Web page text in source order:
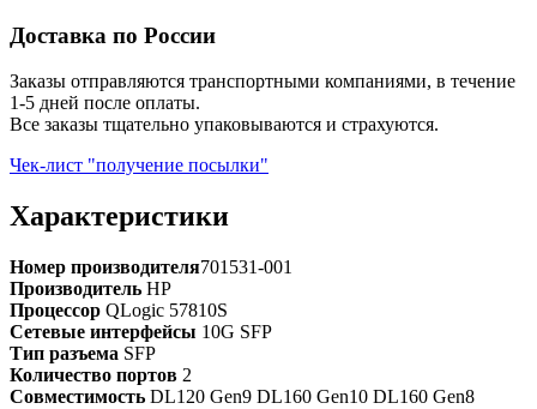
Доставка по России
Заказы отправляются транспортными компаниями, в течение
1-5 дней после оплаты.
Все заказы тщательно упаковываются и страхуются.
Чек-лист "получение посылки"
Характеристики
Номер производителя701531-001
Производитель HP
Процессор QLogic 57810S
Сетевые интерфейсы 10G SFP
Тип разъема SFP
Количество портов 2
Совместимость DL120 Gen9 DL160 Gen10 DL160 Gen8